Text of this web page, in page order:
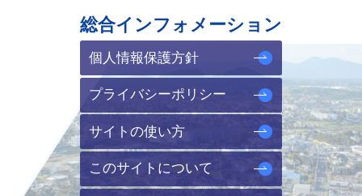
総合インフォメーション
個人情報保護方針
プライバシーポリシー
サイトの使い方
このサイトについて